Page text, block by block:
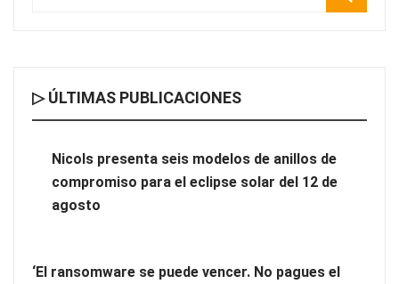
eclipse solar del 12 de agosto
‘El ransomware se puede vencer. No pagues el rescate’: el
▷ ÚLTIMAS PUBLICACIONES
Nicols presenta seis modelos de anillos de
compromiso para el eclipse solar del 12 de
agosto
‘El ransomware se puede vencer. No pagues el